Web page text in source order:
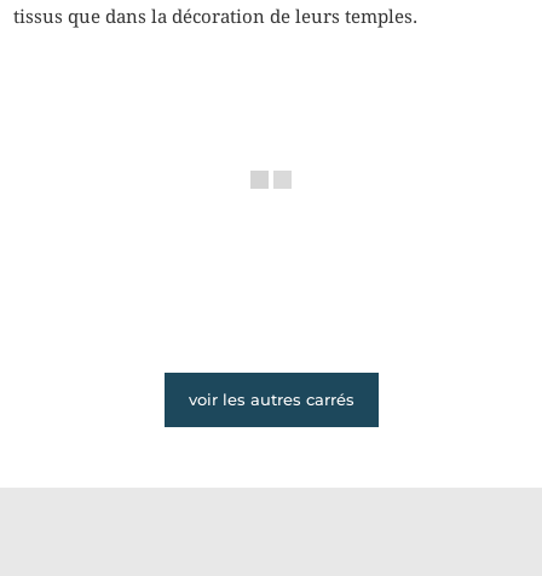
tissus que dans la décoration de leurs temples.
voir les autres carrés